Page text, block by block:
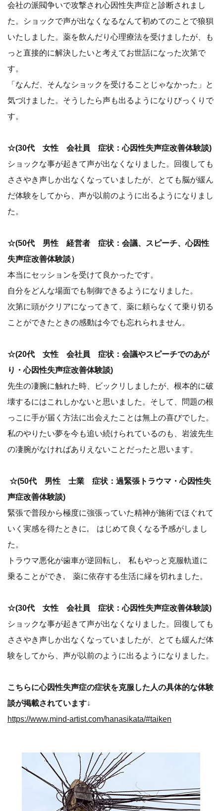
会社の派閥争いで攻撃され心因性失声症と診断されまし
た。ショックで声が出なくなるなんて初めてのことで狼狽
いたしました。薬を飲んだり心理療法を受けましたが、も
っと直接的に解決したいと考えてお世話になった次第で
す。
「なんだ、そんなショックを受けることじゃなかった」と
気づけました。そうしたら声も出るようになりびっくりで
す。
☆(30代 女性 会社員 症状：心因性失声症改善体験談)
ショックな事が起きて声が出なくなりました。回復しても
ささやき声しか出なくなっていましたが、とても脳が緩ん
だ体験をしてから、声が以前のように出るようになりまし
た。
☆(50代 男性 経営者 症状：会議、スピーチ、心因性
失声症改善体験談）
本当にセッションを受けて良かったです。
自分をどんな場面でも制御できるようになりました。
次第に頭がクリアになってきて、薬に頼らなくて乗り切る
ことができたときの感動は今でも忘れられません。
☆(20代 女性 会社員 症状：会議やスピーチでのあが
り・心因性失声症改善体験談)
先生の凄腕に触れた時、ビックリしましたが、根本的に破
壊するにはこれしかないと思いました。そして、問題の根
っこに手が届く方法に出会えたことは無上の喜びでした。
私のやりたい夢を今も追い続けられているのも、岩波先生
の凄腕がなければありえないことだったと思います。
☆(50代 男性 士業 症状：過緊張トラウマ・心因性失
声症改善体験談)
緊張で普段から極度に強張っていた精神が施術でほぐれて
いく実感を得たときに, はじめて良くなる予感がしまし
た。
トラウマ悪化が歯車が逆回転し, 私もやっと克服軌道に
乗ることができ, 薬に依存する生活に縁を切れました。
☆(30代 女性 会社員 症状：心因性失声症改善体験談)
ショックな事が起きて声が出なくなりました。回復しても
ささやき声しか出なくなっていましたが、とても緩んだ体
験をしてから、声が以前のように出るようになりました。
こちらに心因性失声症の症状を克服した人の具体的な体験
談が掲載されています↓
https://www.mind-artist.com/hanasikata/#taiken